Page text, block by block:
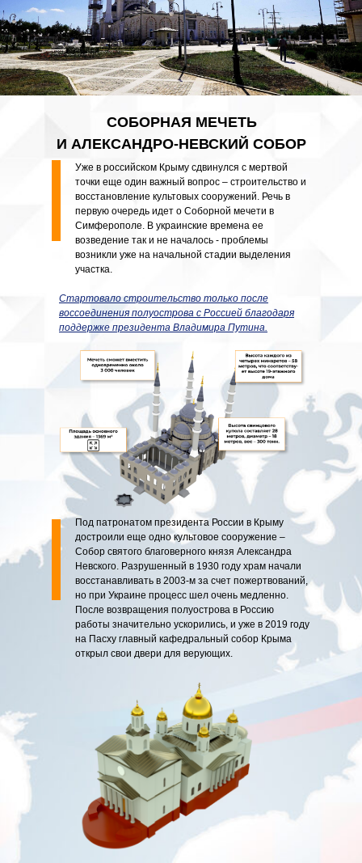
Уже в российском Крыму сдвинулся с мертвой
точки еще один важный вопрос – строительство и
восстановление культовых сооружений. Речь в
первую очередь идет о Соборной мечети в
Симферополе. В украинские времена ее
возведение так и не началось - проблемы
возникли уже на начальной стадии выделения
участка.
СОБОРНАЯ МЕЧЕТЬ
И АЛЕКСАНДРО-НЕВСКИЙ СОБОР
Под патронатом президента России в Крыму
достроили еще одно культовое сооружение –
Собор святого благоверного князя Александра
Невского. Разрушенный в 1930 году храм начали
восстанавливать в 2003-м за счет пожертвований,
но при Украине процесс шел очень медленно.
После возвращения полуострова в Россию
работы значительно ускорились, и уже в 2019 году
на Пасху главный кафедральный собор Крыма
открыл свои двери для верующих.
Стартовало строительство только после
воссоединения полуострова с Россией благодаря
поддержке президента Владимира Путина.